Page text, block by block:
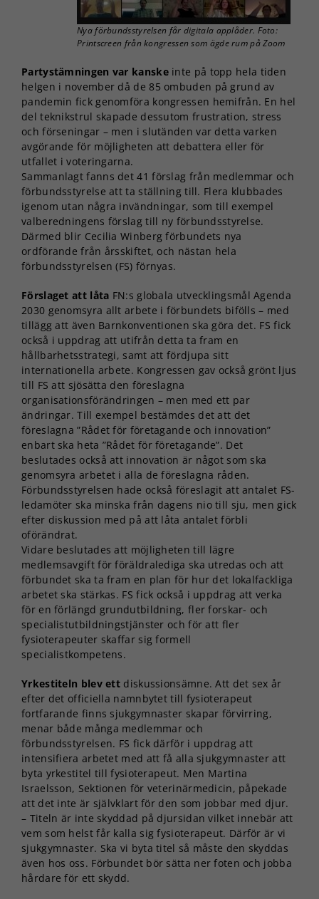
Nya förbundsstyrelsen får digitala applåder. Foto:
Printscreen från kongressen som ägde rum på Zoom
Partystämningen var kanskeinte på topp hela tiden
helgen i november då de 85 ombuden på grund av
pandemin fick genomföra kongressen hemifrån. En hel
del teknikstrul skapade dessutom frustration, stress
och förseningar – men i slutänden var detta varken
avgörande för möjligheten att debattera eller för
utfallet i voteringarna.
Sammanlagt fanns det 41 förslag från medlemmar och
förbundsstyrelse att ta ställning till. Flera klubbades
igenom utan några invändningar, som till exempel
valberedningens förslag till ny förbundsstyrelse.
Därmed blir Cecilia Winberg förbundets nya
ordförande från årsskiftet, och nästan hela
förbundsstyrelsen (FS) förnyas.
Förslaget att låta FN:s globala utvecklingsmål Agenda
2030 genomsyra allt arbete i förbundets bifölls – med
tillägg att även Barnkonventionen ska göra det. FS fick
också i uppdrag att utifrån detta ta fram en
hållbarhetsstrategi, samt att fördjupa sitt
internationella arbete. Kongressen gav också grönt ljus
till FS att sjösätta den föreslagna
organisationsförändringen – men med ett par
ändringar. Till exempel bestämdes det att det
föreslagna ”Rådet för företagande och innovation”
enbart ska heta ”Rådet för företagande”. Det
beslutades också att innovation är något som ska
genomsyra arbetet i alla de föreslagna råden.
Förbundsstyrelsen hade också föreslagit att antalet FS-
ledamöter ska minska från dagens nio till sju, men gick
efter diskussion med på att låta antalet förbli
oförändrat.
Vidare beslutades att möjligheten till lägre
medlemsavgift för föräldralediga ska utredas och att
förbundet ska ta fram en plan för hur det lokalfackliga
arbetet ska stärkas. FS fick också i uppdrag att verka
för en förlängd grundutbildning, fler forskar- och
specialistutbildningstjänster och för att fler
fysioterapeuter skaffar sig formell
specialistkompetens.
Yrkestiteln blev ett diskussionsämne. Att det sex år
efter det officiella namnbytet till fysioterapeut
fortfarande finns sjukgymnaster skapar förvirring,
menar både många medlemmar och
förbundsstyrelsen. FS fick därför i uppdrag att
intensifiera arbetet med att få alla sjukgymnaster att
byta yrkestitel till fysioterapeut. Men Martina
Israelsson, Sektionen för veterinärmedicin, påpekade
att det inte är självklart för den som jobbar med djur.
– Titeln är inte skyddad på djursidan vilket innebär att
vem som helst får kalla sig fysioterapeut. Därför är vi
sjukgymnaster. Ska vi byta titel så måste den skyddas
även hos oss. Förbundet bör sätta ner foten och jobba
hårdare för ett skydd.